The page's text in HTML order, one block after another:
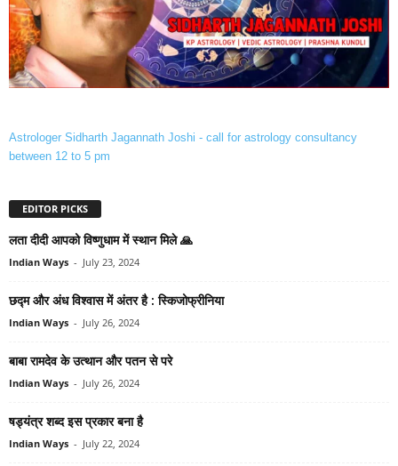
Astrologer Sidharth Jagannath Joshi - call for astrology consultancy
between 12 to 5 pm
EDITOR PICKS
लता दीदी आपको विष्‍णुधाम में स्‍थान मिले 🙏
Indian Ways - July 23, 2024
छद्म और अंध विश्‍वास में अंतर है : स्किजोफ्रीनिया
Indian Ways - July 26, 2024
बाबा रामदेव के उत्‍थान और पतन से परे
Indian Ways - July 26, 2024
षड्यंत्र शब्द इस प्रकार बना है
Indian Ways - July 22, 2024